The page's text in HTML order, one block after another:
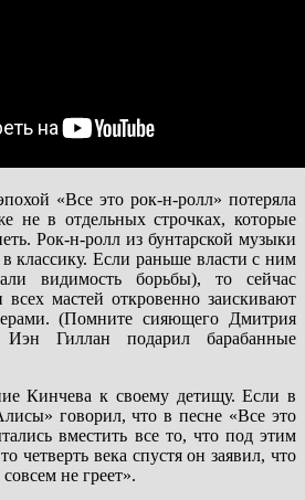
«Все это рок-н-ролл» потеряла
не в отдельных строчках, которые
Рок-н-ролл из бунтарской музыки
классику. Если раньше власти с ним
видимость борьбы), то сейчас
мастей откровенно заискивают
(Помните сияющего Дмитрия
Иэн Гиллан подарил барабанные
Кинчева к своему детищу. Если в
говорил, что в песне «Все это
вместить все то, что под этим
четверть века спустя он заявил, что
не греет».